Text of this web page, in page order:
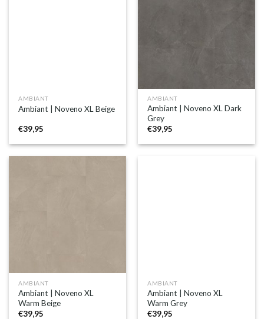
AMBIANT
Ambiant | Noveno XL Beige
€39,95
AMBIANT
Ambiant | Noveno XL Dark
Grey
€39,95
AMBIANT
Ambiant | Noveno XL
Warm Beige
€39,95
AMBIANT
Ambiant | Noveno XL
Warm Grey
€39,95